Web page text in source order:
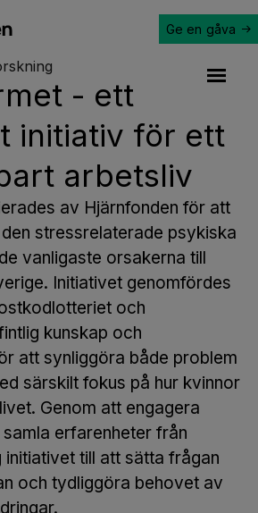
Ge en gåva
- ett
initiativ för ett
arbetsliv
av Hjärnfonden för att
stressrelaterade psykiska
vanligaste orsakerna till
Initiativet genomfördes
och
kunskap och
att synliggöra både problem
särskilt fokus på hur kvinnor
Genom att engagera
erfarenheter från
till att sätta frågan
och tydliggöra behovet av